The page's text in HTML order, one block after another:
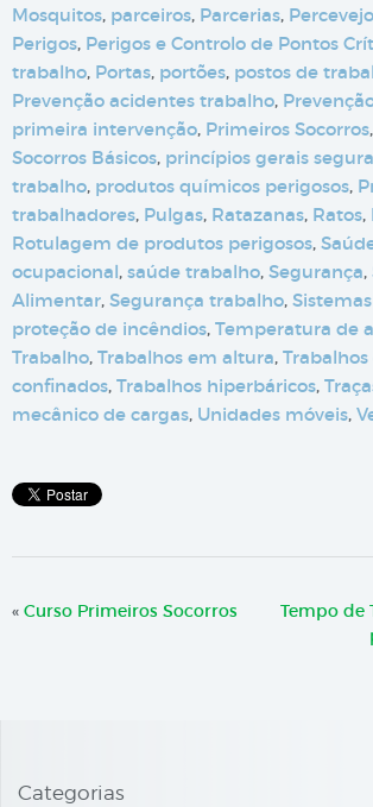
Mosquitos, parceiros, Parcerias,
Perigos, Perigos e Controlo de Pontos
trabalho, Portas, portões, postos de
Prevenção acidentes trabalho,
primeira intervenção, Primeiros Socorros,
Socorros Básicos, princípios gerais
trabalho, produtos químicos perigosos,
trabalhadores, Pulgas, Ratazanas, Ratos,
Rotulagem de produtos perigosos,
ocupacional, saúde trabalho, Segurança,
Alimentar, Segurança trabalho,
proteção de incêndios, Temperatura de
Trabalho, Trabalhos em altura,
confinados, Trabalhos hiperbáricos,
mecânico de cargas, Unidades móveis,
« Curso Primeiros Socorros
Tempo de
Categorias